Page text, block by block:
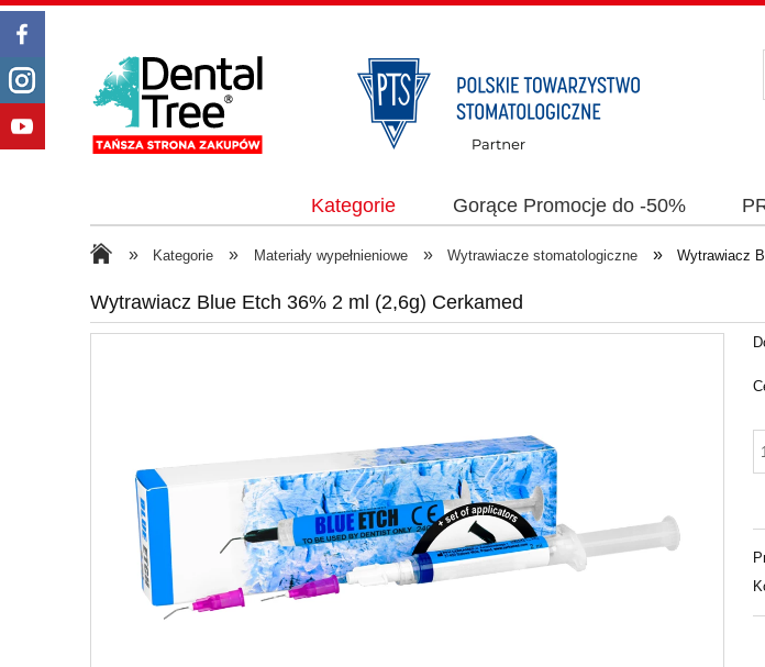
Kategorie Gorące Promocje do -50%
» Kategorie » Materiały wypełnieniowe » Wytrawiacze stomatologiczne » Wytrawiacz
Wytrawiacz Blue Etch 36% 2 ml (2,6g) Cerkamed